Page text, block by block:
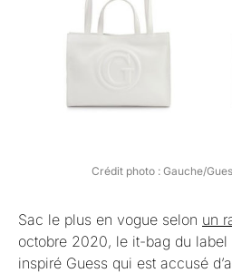
Crédit photo : Gauche/
Sac le plus en vogue selon un
octobre 2020, le it-bag du label
inspiré Guess qui est accusé